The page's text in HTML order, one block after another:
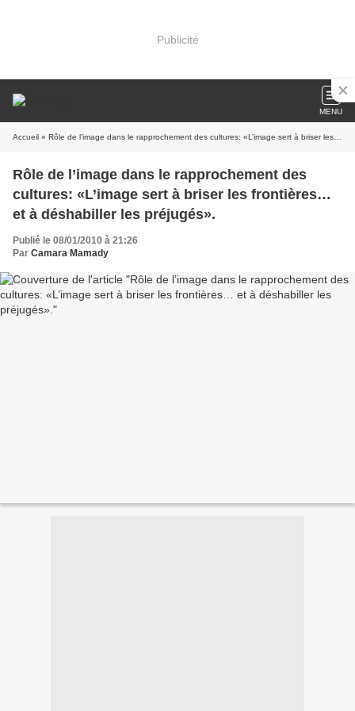
Publicité
MENU
Accueil » Rôle de l’image dans le rapprochement des cultures: «L’image sert à briser les frontières… et à déshabiller les préjugés».
Rôle de l’image dans le rapprochement des
cultures: «L’image sert à briser les frontières…
et à déshabiller les préjugés».
Publié le 08/01/2010 à 21:26
Par Camara Mamady